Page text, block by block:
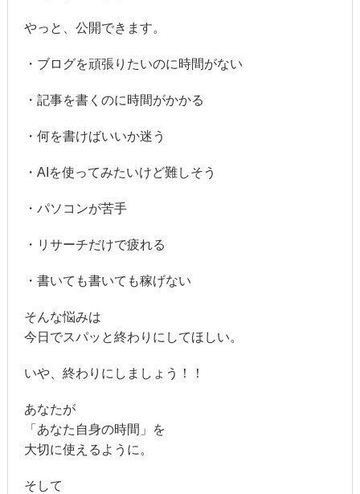
やっと、公開できます。
・ブログを頑張りたいのに時間がない
・記事を書くのに時間がかかる
・何を書けばいいか迷う
・AIを使ってみたいけど難しそう
・パソコンが苦手
・リサーチだけで疲れる
・書いても書いても稼げない
そんな悩みは
今日でスパッと終わりにしてほしい。
いや、終わりにしましょう！！
あなたが
「あなた自身の時間」を
大切に使えるように。
そして